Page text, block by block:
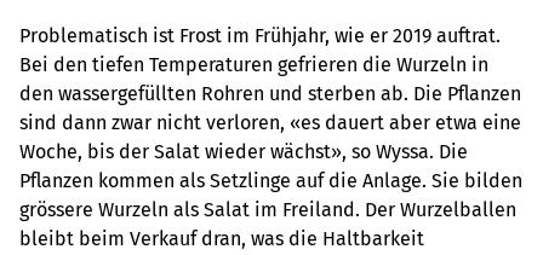
Problematisch ist Frost im Frühjahr, wie er 2019 auftrat.
Bei den tiefen Temperaturen gefrieren die Wurzeln in
den wassergefüllten Rohren und sterben ab. Die Pflanzen
sind dann zwar nicht verloren, «es dauert aber etwa eine
Woche, bis der Salat wieder wächst», so Wyssa. Die
Pflanzen kommen als Setzlinge auf die Anlage. Sie bilden
grössere Wurzeln als Salat im Freiland. Der Wurzelballen
bleibt beim Verkauf dran, was die Haltbarkeit